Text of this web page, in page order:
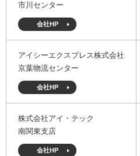
トランクルームの利用案内
入会のご案内
お役立ち情報
人材の確保・育成に関する事
物流関連製品・ソフト
日本倉庫時報
倉庫管理主任者講習会につい
倉庫管理主任者講習会 FAQ
教育研修事業について
修了証（倉庫管理主任者講
お問い合わせ
ご意見箱
メールマガジン登録
メルマガ登録
個人情報保護方針
台帳ログイ
市川センター
会社HP
アイシーエクスプレス株式会社
京葉物流センター
会社HP
株式会社アイ・テック
南関東支店
会社HP